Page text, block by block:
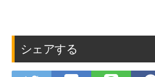
シェアする